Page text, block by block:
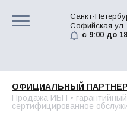
Санкт-
Софийская ул.
с 9:00 до
ОФИЦИАЛЬНЫЙ ПАРТНЕР
Продажа ИБП •
сертифицированное